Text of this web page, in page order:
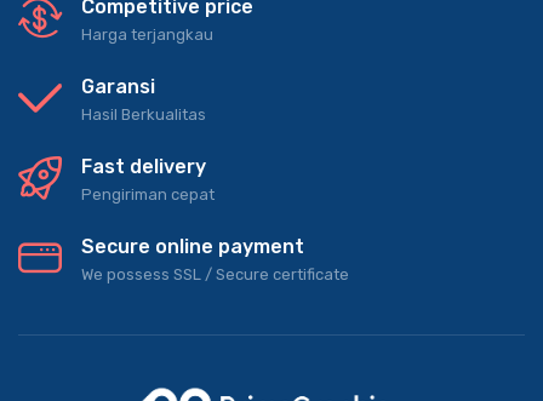
Competitive price
Harga terjangkau
Garansi
Hasil Berkualitas
Fast delivery
Pengiriman cepat
Secure online payment
We possess SSL / Secure сertificate